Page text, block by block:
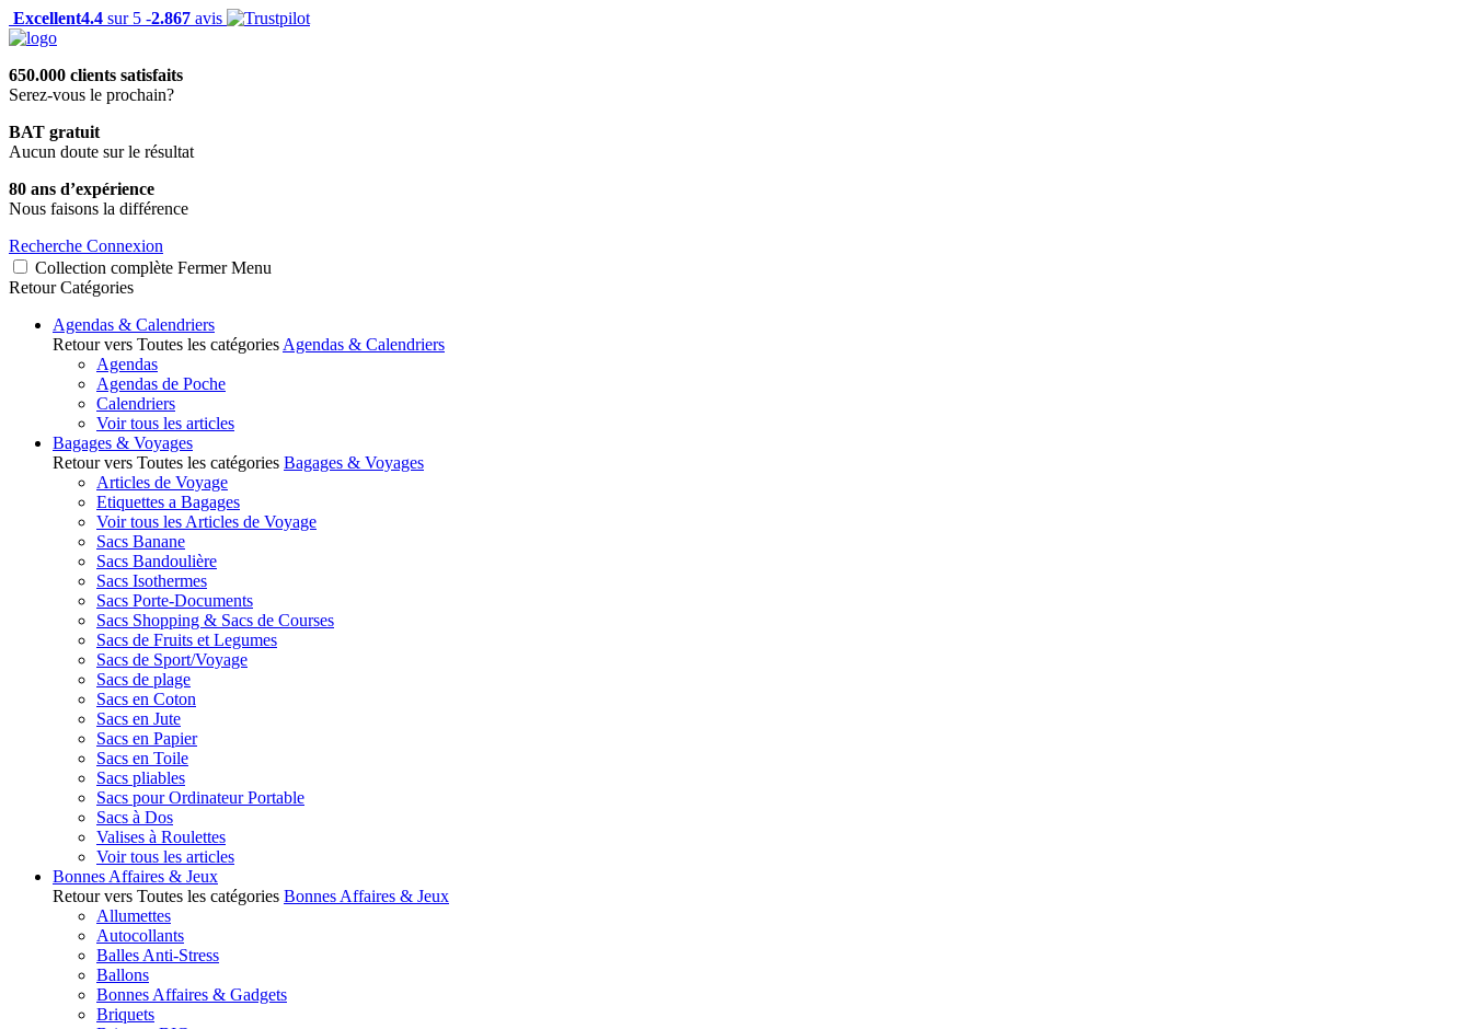
Excellent4.4 sur 5 -2.867 avis
650.000 clients satisfaits
Serez-vous le prochain?
BAT gratuit
Aucun doute sur le résultat
80 ans d’expérience
Nous faisons la différence
Recherche Connexion
Collection complète Fermer Menu
Retour Catégories
Agendas & Calendriers
Retour vers Toutes les catégories Agendas & Calendriers
Agendas
Agendas de Poche
Calendriers
Voir tous les articles
Bagages & Voyages
Retour vers Toutes les catégories Bagages & Voyages
Articles de Voyage
Etiquettes a Bagages
Voir tous les Articles de Voyage
Sacs Banane
Sacs Bandoulière
Sacs Isothermes
Sacs Porte-Documents
Sacs Shopping & Sacs de Courses
Sacs de Fruits et Legumes
Sacs de Sport/Voyage
Sacs de plage
Sacs en Coton
Sacs en Jute
Sacs en Papier
Sacs en Toile
Sacs pliables
Sacs pour Ordinateur Portable
Sacs à Dos
Valises à Roulettes
Voir tous les articles
Bonnes Affaires & Jeux
Retour vers Toutes les catégories Bonnes Affaires & Jeux
Allumettes
Autocollants
Balles Anti-Stress
Ballons
Bonnes Affaires & Gadgets
Briquets